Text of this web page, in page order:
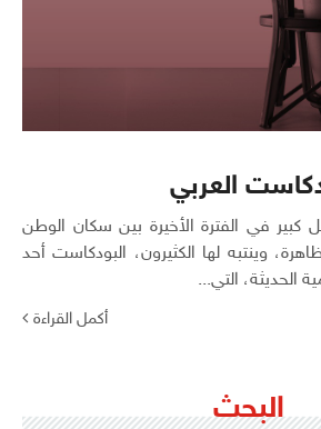
العربي
كبير في الفترة الأخيرة بين سكان الوطن
وينتبه لها الكثيرون، البودكاست أحد
الحديثة، التي...
أكمل القراءة
البحث